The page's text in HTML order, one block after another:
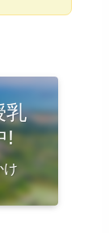
乳
!
け